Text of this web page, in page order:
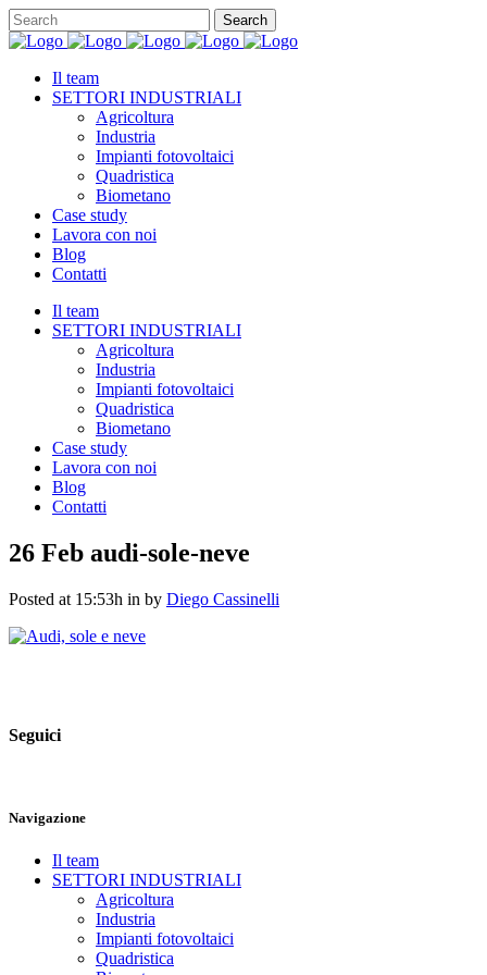
Il team
SETTORI INDUSTRIALI
Agricoltura
Industria
Impianti fotovoltaici
Quadristica
Biometano
Case study
Lavora con noi
Blog
Contatti
Il team
SETTORI INDUSTRIALI
Agricoltura
Industria
Impianti fotovoltaici
Quadristica
Biometano
Case study
Lavora con noi
Blog
Contatti
26 Feb audi-sole-neve
Posted at 15:53h in by Diego Cassinelli
Seguici
Navigazione
Il team
SETTORI INDUSTRIALI
Agricoltura
Industria
Impianti fotovoltaici
Quadristica